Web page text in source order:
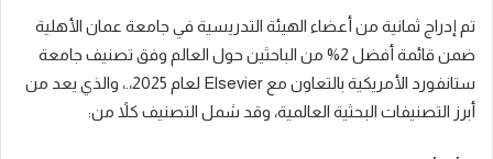
تم إدراج ثمانية من أعضاء الهيئة التدريسية في جامعة عمان الأهلية
ضمن قائمة أفضل 2% من الباحثين حول العالم
وفق تصنيف جامعة
ستانفورد الأمريكية بالتعاون مع
لعام 2025،
، والذي يعد من
أبرز التصنيفات البحثية العالمية، وقد شمل التصنيف كلاً من: